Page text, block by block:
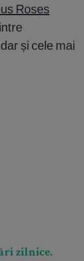
Roses
și cele mai
zilnice.